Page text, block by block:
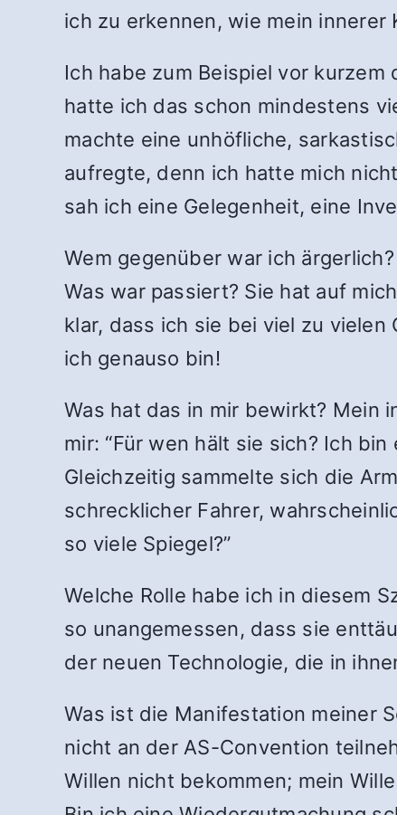
ich zu erkennen, wie mein
Ich habe zum Beispiel vor
hatte ich das schon mindestens
machte eine unhöfliche,
aufregte, denn ich hatte mich
sah ich eine Gelegenheit, eine
Wem gegenüber war ich
Was war passiert? Sie hat auf
klar, dass ich sie bei viel zu
ich genauso bin!
Was hat das in mir bewirkt? Mein
mir: “Für wen hält sie sich? Ich
Gleichzeitig sammelte sich die
schrecklicher Fahrer,
so viele Spiegel?”
Welche Rolle habe ich in diesem
so unangemessen, dass sie
der neuen Technologie, die in
Was ist die Manifestation meiner
nicht an der AS-Convention
Willen nicht bekommen; mein